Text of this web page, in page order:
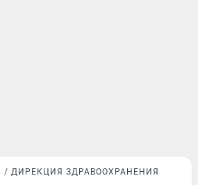
ДИРЕКЦИЯ ЗДРАВООХРАНЕНИЯ